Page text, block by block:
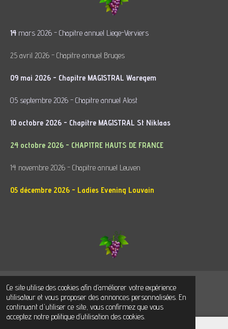
Ce site utilise des cookies afin d’améliorer votre expérience
utilisateur et vous proposer des annonces personnalisées. En
continuant d'utiliser ce site, vous confirmez que vous
acceptez notre politique d’utilisation des cookies.
14 mars 2026 - Chapitre annuel Liege-Verviers
25 avril 2026 - Chapitre annuel Bruges
09 mai 2026 - Chapitre MAGISTRAL Waregem
05 septembre 2026 - Chapitre annuel Alost
10 octobre 2026 - Chapitre MAGISTRAL St Niklaas
24 octobre 2026 - CHAPITRE HAUTS DE FRANCE
14 novembre 2026 - Chapitre annuel Leuven
05 décembre 2026 - Ladies Evening Louvain
© 2022 - 2026 Chevaliers de Saint Bacchus Mouscron
Propulsé parWebador